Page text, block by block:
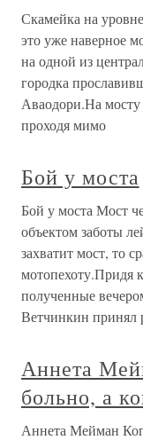
Скамейка на
это уже наверное
на одной из
городка
Аваодори.На мосту
проходя мимо
Бой у моста
Бой у моста Мост
объектом заботы
захватит мост, то
мотопехоту.Придя
полученные
Ветчинкин принял
Аннета
больно, а
Аннета Мейман